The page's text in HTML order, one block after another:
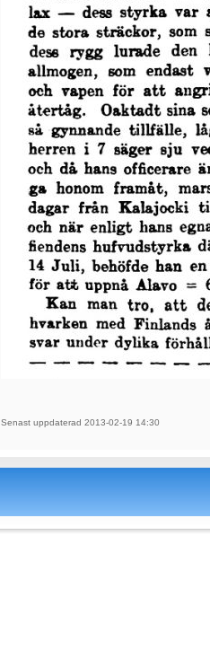
Senast uppdaterad 2013-02-19 14:30